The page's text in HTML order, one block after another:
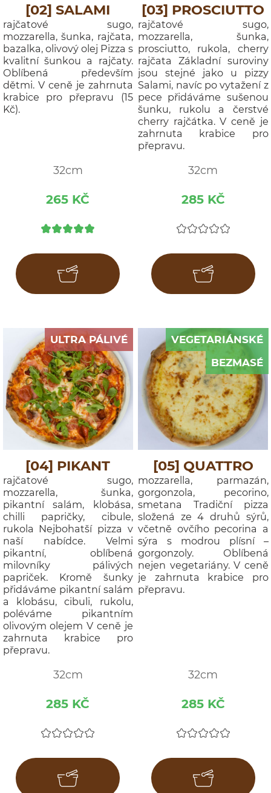
[02] SALAMI
rajčatové sugo,
mozzarella, šunka, rajčata,
bazalka, olivový olej Pizza s
kvalitní šunkou a rajčaty.
Oblíbená především
dětmi. V ceně je zahrnuta
krabice pro přepravu (15
Kč).
32cm
265 KČ
[03] PROSCIUTTO
rajčatové sugo,
mozzarella, šunka,
prosciutto, rukola, cherry
rajčata Základní suroviny
jsou stejné jako u pizzy
Salami, navíc po vytažení z
pece přidáváme sušenou
šunku, rukolu a čerstvé
cherry rajčátka. V ceně je
zahrnuta krabice pro
přepravu.
32cm
285 KČ
ULTRA PÁLIVÉ
[04] PIKANT
rajčatové sugo,
mozzarella, šunka,
pikantní salám, klobása,
chilli papričky, cibule,
rukola Nejbohatší pizza v
naší nabídce. Velmi
pikantní, oblíbená
milovníky pálivých
papriček. Kromě šunky
přidáváme pikantní salám
a klobásu, cibuli, rukolu,
poléváme pikantním
olivovým olejem V ceně je
zahrnuta krabice pro
přepravu.
32cm
285 KČ
VEGETARIÁNSKÉ
BEZMASÉ
[05] QUATTRO
mozzarella, parmazán,
gorgonzola, pecorino,
smetana Tradiční pizza
složená ze 4 druhů sýrů,
včetně ovčího pecorina a
sýra s modrou plísní –
gorgonzoly. Oblíbená
nejen vegetariány. V ceně
je zahrnuta krabice pro
přepravu.
32cm
285 KČ